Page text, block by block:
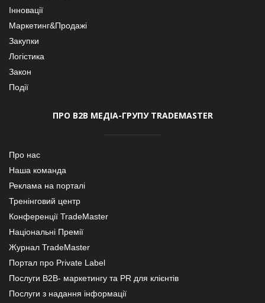
Інновації
Маркетинг&Продажі
Закупки
Логістика
Закон
Події
ПРО В2В МЕДІА-ГРУПУ TRADEMASTER
Про нас
Наша команда
Реклама на порталі
Тренінговий центр
Конференції TradeMaster
Національні Премії
Журнал TradeMaster
Портал про Private Label
Послуги В2В- маркетингу та PR для клієнтів
Послуги з надання інформації